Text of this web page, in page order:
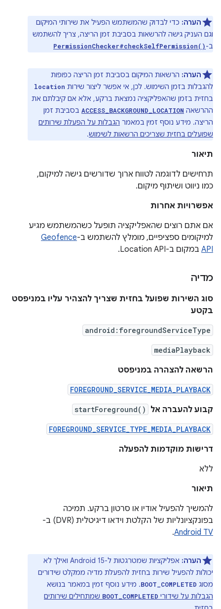
הערה: כדי לבדוק שהמשתמש הפעיל את שירותי המיקום
וגם העניק גישה להרשאות בסביבת זמן הריצה, צריך להשתמש
ב-PermissionChecker#checkSelfPermission()
הערה: הרשאות המיקום בסביבת זמן הריצה כפופות
להגבלות בזמן השימוש. לכן, אי אפשר ליצור שירות location
בחזית בזמן שהאפליקציה נמצאת ברקע, אלא אם קיבלתם את
ההרשאה ACCESS_BACKGROUND_LOCATION בסביבת זמן
הריצה. מידע נוסף זמין במאמר הגבלות על הפעלת שירותים
שפועלים בחזית שצריכים הרשאות לשימוש.
תיאור
תרחישים לדוגמה לטווח ארוך שדורשים גישה למיקום,
כמו ניווט ושיתוף מיקום.
אפשרויות אחרות
אם אתם רוצים שהאפליקציה תופעל כשהמשתמש מגיע
למיקומים ספציפיים, מומלץ להשתמש ב-Geofence
API במקום ב-Location API.
מדיה
סוג השירות שפועל בחזית שצריך להצהיר עליו במניפסט
בקטע
android:foregroundServiceType
mediaPlayback
הרשאה להצהרה במניפסט
FOREGROUND_SERVICE_MEDIA_PLAYBACK
קבוע להעברה אל startForeground()
FOREGROUND_SERVICE_TYPE_MEDIA_PLAYBACK
דרישות מוקדמות להפעלה
ללא
תיאור
להמשיך להפעיל אודיו או סרטון ברקע. תמיכה
בפונקציונליות של הקלטת וידאו דיגיטלית (DVR) ב-
Android TV
.
הערה:
אפליקציות שמטרגטות ל-Android 15 ואילך לא
יכולות להפעיל שירות בחזית להפעלת מדיה ממקלט שידורים
מסוג BOOT_COMPLETED. מידע נוסף זמין במאמר בנושא
הגבלות על שידורי BOOT_COMPLETED שמתחילים שירותים